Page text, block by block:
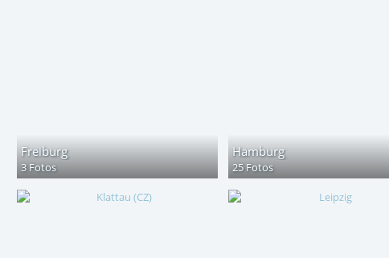
Freiburg
3 Fotos
Hamburg
25 Fotos